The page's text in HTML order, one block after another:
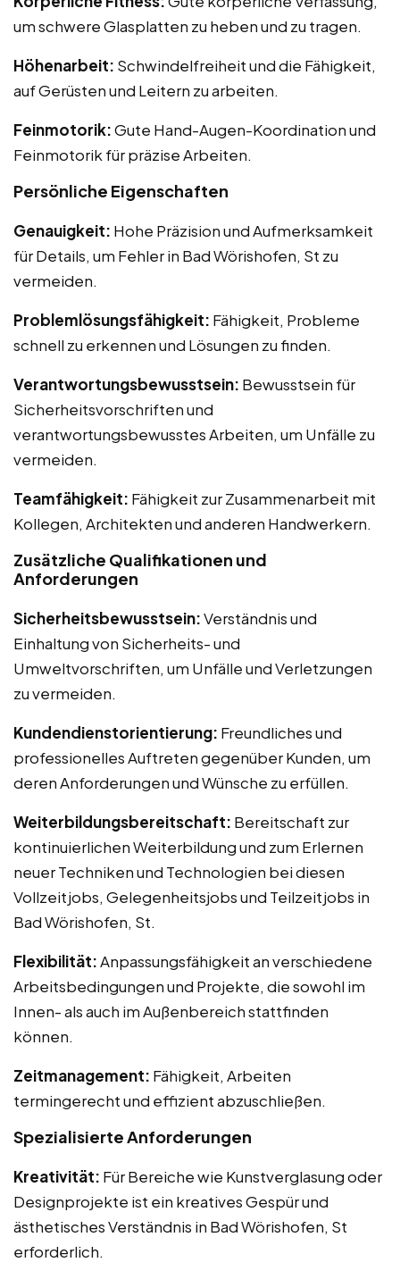
um schwere Glasplatten zu heben und zu tragen.
Höhenarbeit: Schwindelfreiheit und die Fähigkeit,
auf Gerüsten und Leitern zu arbeiten.
Feinmotorik:Gute Hand-Augen-Koordination und
Feinmotorik für präzise Arbeiten.
Persönliche Eigenschaften
Genauigkeit: Hohe Präzision und Aufmerksamkeit
für Details, um Fehler in Bad Wörishofen, St zu
vermeiden.
Problemlösungsfähigkeit: Fähigkeit, Probleme
schnell zu erkennen und Lösungen zu finden.
Verantwortungsbewusstsein: Bewusstsein für
Sicherheitsvorschriften und
verantwortungsbewusstes Arbeiten, um Unfälle zu
vermeiden.
Teamfähigkeit: Fähigkeit zur Zusammenarbeit mit
Kollegen, Architekten und anderen Handwerkern.
Zusätzliche Qualifikationen und
Anforderungen
Sicherheitsbewusstsein:Verständnis und
Einhaltung von Sicherheits- und
Umweltvorschriften, um Unfälle und Verletzungen
zu vermeiden.
Kundendienstorientierung: Freundliches und
professionelles Auftreten gegenüber Kunden, um
deren Anforderungen und Wünsche zu erfüllen.
Weiterbildungsbereitschaft: Bereitschaft zur
kontinuierlichen Weiterbildung und zum Erlernen
neuer Techniken und Technologien bei diesen
Vollzeitjobs, Gelegenheitsjobs und Teilzeitjobs in
Bad Wörishofen, St.
Flexibilität:Anpassungsfähigkeit an verschiedene
Arbeitsbedingungen und Projekte, die sowohl im
Innen- als auch im Außenbereich stattfinden
können.
Zeitmanagement: Fähigkeit, Arbeiten
termingerecht und effizient abzuschließen.
Spezialisierte Anforderungen
Kreativität: Für Bereiche wie Kunstverglasung oder
Designprojekte ist ein kreatives Gespür und
ästhetisches Verständnis in Bad Wörishofen, St
erforderlich.